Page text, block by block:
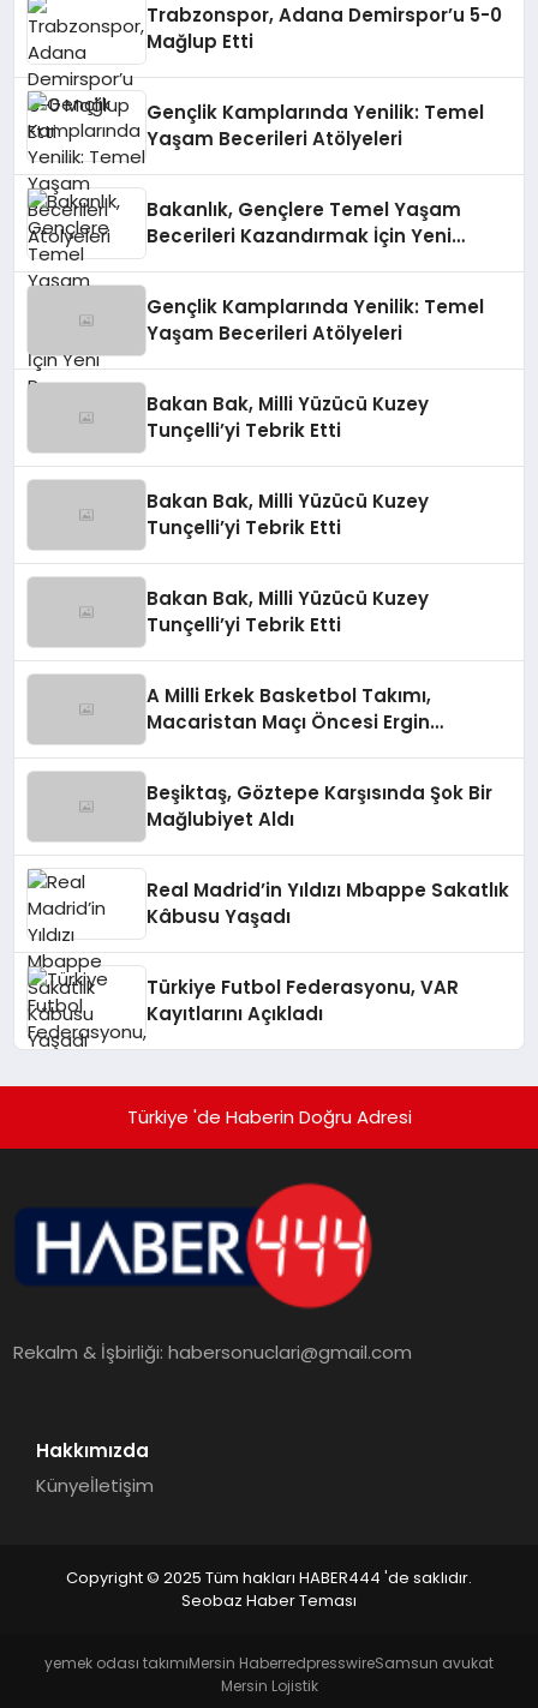
Trabzonspor, Adana Demirspor’u 5-0
Mağlup Etti
Gençlik Kamplarında Yenilik: Temel
Yaşam Becerileri Atölyeleri
Bakanlık, Gençlere Temel Yaşam
Becerileri Kazandırmak İçin Yeni
Gençlik Kamplarında Yenilik: Temel
Yaşam Becerileri Atölyeleri
Bakan Bak, Milli Yüzücü Kuzey
Tunçelli’yi Tebrik Etti
Bakan Bak, Milli Yüzücü Kuzey
Tunçelli’yi Tebrik Etti
Bakan Bak, Milli Yüzücü Kuzey
Tunçelli’yi Tebrik Etti
A Milli Erkek Basketbol Takımı,
Macaristan Maçı Öncesi Ergin
Beşiktaş, Göztepe Karşısında Şok Bir
Mağlubiyet Aldı
Real Madrid’in Yıldızı Mbappe Sakatlık
Kâbusu Yaşadı
Türkiye Futbol Federasyonu, VAR
Kayıtlarını Açıkladı
Türkiye 'de Haberin Doğru Adresi
Rekalm & İşbirliği:habersonuclari@gmail.com
Hakkımızda
Künyeİletişim
Copyright © 2025 Tüm hakları HABER444 'de saklıdır.
Seobaz Haber Teması
yemek odası takımıMersin HaberredpresswireSamsun avukat
Mersin Lojistik